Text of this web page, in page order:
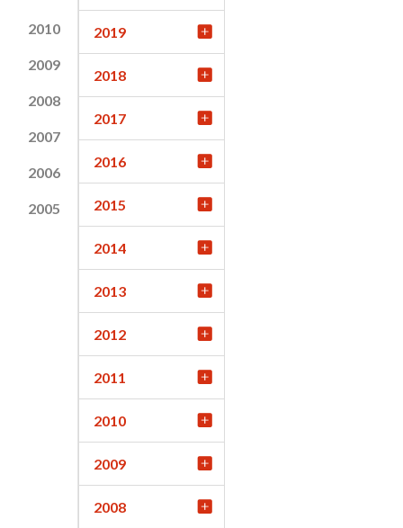
2010
2009
2008
2007
2006
2005
2019
2018
2017
2016
2015
2014
2013
2012
2011
2010
2009
2008